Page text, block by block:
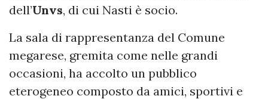
dell’Unvs, di cui Nasti è socio.
La sala di rappresentanza del Comune
megarese, gremita come nelle grandi
occasioni, ha accolto un pubblico
eterogeneo composto da amici, sportivi e